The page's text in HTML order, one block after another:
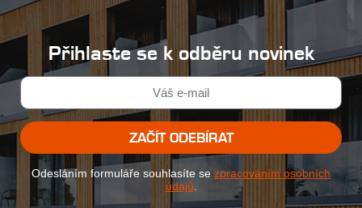
Přihlaste se k odběru novinek
ZAČÍT ODEBÍRAT
Odesláním formuláře souhlasíte se zpracováním osobních
údajů